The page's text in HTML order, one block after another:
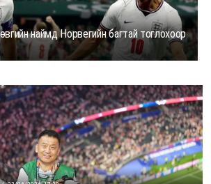
наймд Норвегийн багтай тоглохоор